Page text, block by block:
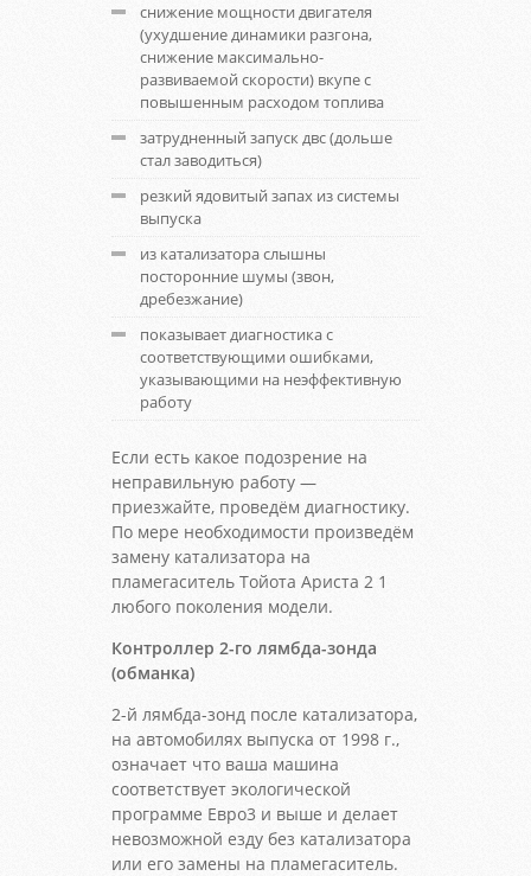
снижение мощности двигателя
(ухудшение динамики разгона,
снижение максимально-
развиваемой скорости) вкупе с
повышенным расходом топлива
затрудненный запуск двс (дольше
стал заводиться)
резкий ядовитый запах из системы
выпуска
из катализатора слышны
посторонние шумы (звон,
дребезжание)
показывает диагностика с
соответствующими ошибками,
указывающими на неэффективную
работу
Если есть какое подозрение на
неправильную работу —
приезжайте, проведём диагностику.
По мере необходимости произведём
замену катализатора на
пламегаситель Тойота Ариста 2 1
любого поколения модели.
Контроллер 2-го лямбда-зонда
(обманка)
2-й лямбда-зонд после катализатора,
на автомобилях выпуска от 1998 г.,
означает что ваша машина
соответствует экологической
программе Евро3 и выше и делает
невозможной езду без катализатора
или его замены на пламегаситель.